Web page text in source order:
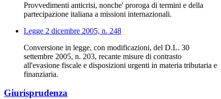
Provvedimenti anticrisi, nonche' proroga di termini e della
partecipazione italiana a missioni internazionali.
Legge 2 dicembre 2005, n. 248
Conversione in legge, con modificazioni, del D.L. 30
settembre 2005, n. 203, recante misure di contrasto
all'evasione fiscale e disposizioni urgenti in materia tributaria e
finanziaria.
Giurisprudenza